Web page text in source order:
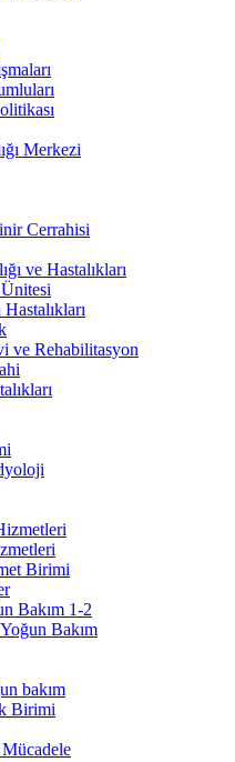
Merkezi
Cerrahisi
ve Hastalıkları
ve Rehabilitasyon
Birimi
Bakım 1-2
Bakım
bakım
Birimi